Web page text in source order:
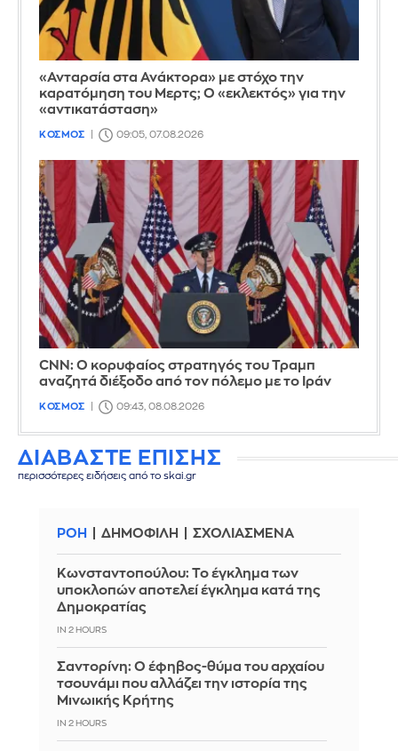
«Ανταρσία στα Ανάκτορα» με στόχο την
καρατόμηση του Μερτς; Ο «εκλεκτός» για την
«αντικατάσταση»
ΚΟΣΜΟΣ 09:05, 07.08.2026
CNN: Ο κορυφαίος στρατηγός του Τραμπ
αναζητά διέξοδο από τον πόλεμο με το Ιράν
ΚΟΣΜΟΣ 09:43, 08.08.2026
ΔΙΑΒΑΣΤΕ ΕΠΙΣΗΣ
περισσότερες ειδήσεις από το skai.gr
ΡΟΗ ΔΗΜΟΦΙΛΗ ΣΧΟΛΙΑΣΜΕΝΑ
Κωνσταντοπούλου: Το έγκλημα των
υποκλοπών αποτελεί έγκλημα κατά της
Δημοκρατίας
IN 2 HOURS
Σαντορίνη: Ο έφηβος-θύμα του αρχαίου
τσουνάμι που αλλάζει την ιστορία της
Μινωικής Κρήτης
IN 2 HOURS